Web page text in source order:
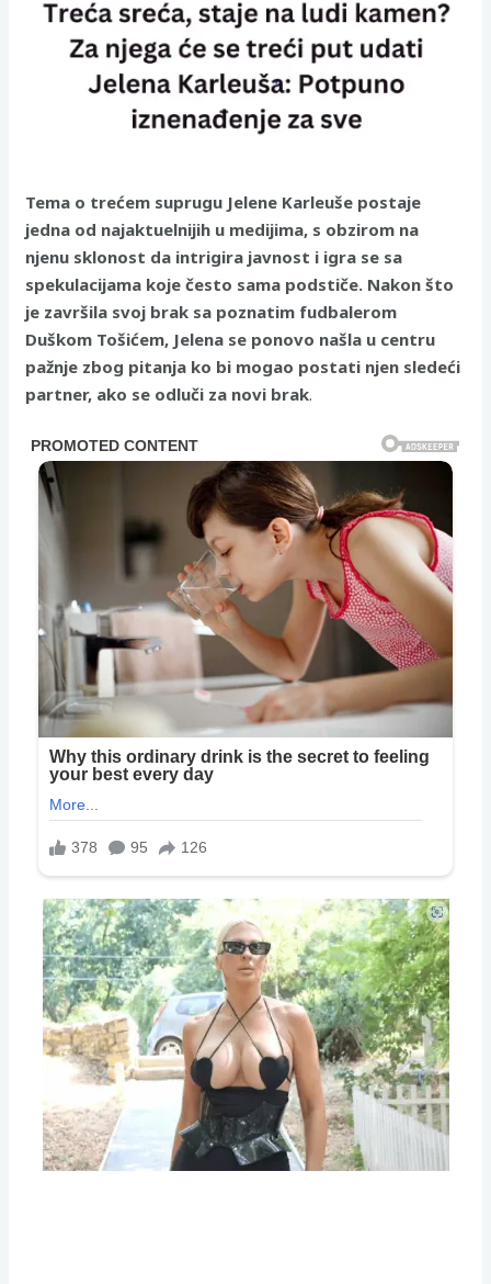
Tema o trećem suprugu Jelene Karleuše postaje
jedna od najaktuelnijih u medijima, s obzirom na
njenu sklonost da intrigira javnost i igra se sa
spekulacijama koje često sama podstiče. Nakon što
je završila svoj brak sa poznatim fudbalerom
Duškom Tošićem, Jelena se ponovo našla u centru
pažnje zbog pitanja ko bi mogao postati njen sledeći
partner, ako se odluči za novi brak.